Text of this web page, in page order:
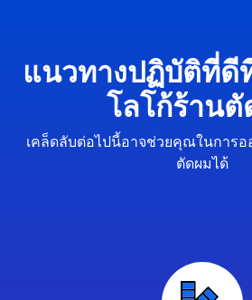
แนวทางปฏิบัติที่ดี
โลโก้ร้าน
เคล็ดลับต่อไปนี้อาจช่วยคุณในการอ
ตัดผมได้